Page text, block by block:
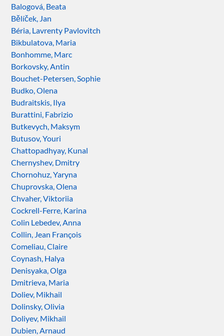
Balogová, Beata
Bělíček, Jan
Béria, Lavrenty Pavlovitch
Bikbulatova, Maria
Bonhomme, Marc
Borkovsky, Antin
Bouchet-Petersen, Sophie
Budko, Olena
Budraitskis, Ilya
Burattini, Fabrizio
Butkevych, Maksym
Butusov, Youri
Chattopadhyay, Kunal
Chernyshev, Dmitry
Chornohuz, Yaryna
Chuprovska, Olena
Chvaher, Viktoriia
Cockrell-Ferre, Karina
Colin Lebedev, Anna
Collin, Jean François
Comeliau, Claire
Coynash, Halya
Denisyaka, Olga
Dmitrieva, Maria
Doliev, Mikhail
Dolinsky, Olivia
Doliyev, Mikhail
Dubien, Arnaud